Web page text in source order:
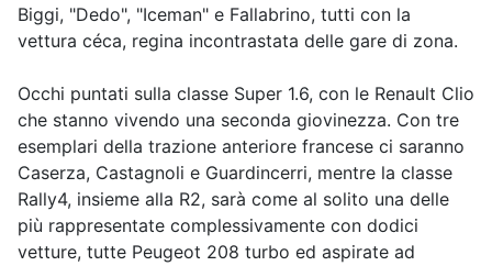
Biggi, "Dedo", "Iceman" e Fallabrino, tutti con la
vettura céca, regina incontrastata delle gare di zona.
Occhi puntati sulla classe Super 1.6, con le Renault Clio
che stanno vivendo una seconda giovinezza. Con tre
esemplari della trazione anteriore francese ci saranno
Caserza, Castagnoli e Guardincerri, mentre la classe
Rally4, insieme alla R2, sarà come al solito una delle
più rappresentate complessivamente con dodici
vetture, tutte Peugeot 208 turbo ed aspirate ad